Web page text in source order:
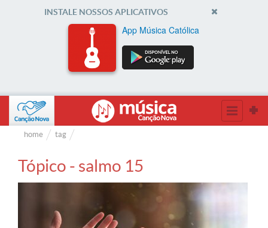
INSTALE NOSSOS APLICATIVOS
App Música Católica
home tag
Tópico - salmo 15